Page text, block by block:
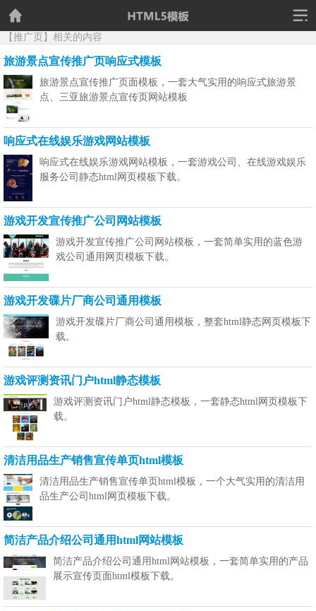
【推广页】相关的内容
旅游景点宣传推广页响应式模板
旅游景点宣传推广页面模板，一套大气实用的响应式旅游景
点、三亚旅游景点宣传页网站模板
响应式在线娱乐游戏网站模板
响应式在线娱乐游戏网站模板，一套游戏公司、在线游戏娱乐
服务公司静态html网页模板下载。
游戏开发宣传推广公司网站模板
游戏开发宣传推广公司网站模板，一套简单实用的蓝色游
戏公司通用网页模板下载。
游戏开发碟片厂商公司通用模板
游戏开发碟片厂商公司通用模板，整套html静态网页模板下
载。
游戏评测资讯门户html静态模板
游戏评测资讯门户html静态模板，一套静态html网页模板下
载。
清洁用品生产销售宣传单页html模板
清洁用品生产销售宣传单页html模板，一个大气实用的清洁用
品生产公司html网页模板下载。
简洁产品介绍公司通用html网站模板
简洁产品介绍公司通用html网站模板，一套简单实用的产品
展示宣传页面html模板下载。